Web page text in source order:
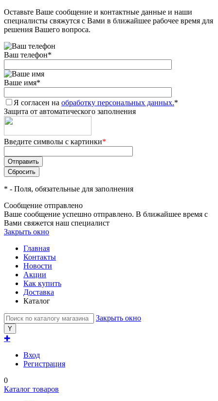
Оставьте Ваше сообщение и контактные данные и наши
специалисты свяжутся с Вами в ближайшее рабочее время для
решения Вашего вопроса.
Ваш телефон*
Ваше имя*
Я согласен на обработку персональных данных.*
Защита от автоматического заполнения
Введите символы с картинки*
* - Поля, обязательные для заполнения
Сообщение отправлено
Ваше сообщение успешно отправлено. В ближайшее время с
Вами свяжется наш специалист
Закрыть окно
Главная
Контакты
Новости
Акции
Как купить
Доставка
Каталог
Закрыть окно
✚
Вход
Регистрация
0
Каталог товаров